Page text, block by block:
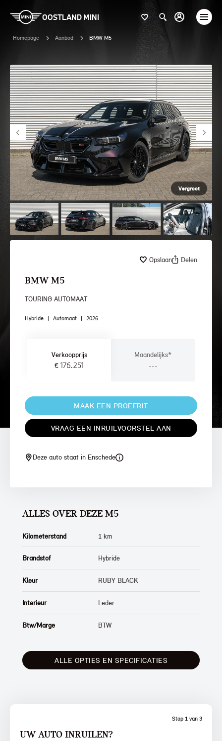
OOSTLAND MINI
Homepage Aanbod BMW M5
Vergroot
Opslaan Delen
BMW M5
TOURING AUTOMAAT
Hybride | Automaat | 2026
Verkoopprijs
€ 176.251
Maandelijks*
---
MAAK EEN PROEFRIT
VRAAG EEN INRUILVOORSTEL AAN
Deze auto staat in Enschede
Stap 1 van 3
UW AUTO INRUILEN?
ALLES OVER DEZE M5
Kilometerstand 1 km
Brandstof Hybride
Kleur RUBY BLACK
Interieur Leder
Btw/Marge BTW
ALLE OPTIES EN SPECIFICATIES